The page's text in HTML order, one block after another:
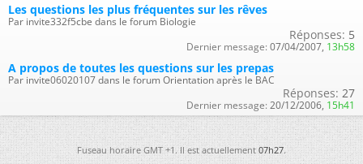
Les questions les plus fréquentes sur les rêves
Par invite332f5cbe dans le forum Biologie
Réponses: 5
Dernier message: 07/04/2007, 13h58
A propos de toutes les questions sur les prepas
Par invite06020107 dans le forum Orientation après le BAC
Réponses: 27
Dernier message: 20/12/2006, 15h41
Fuseau horaire GMT +1. Il est actuellement07h27.